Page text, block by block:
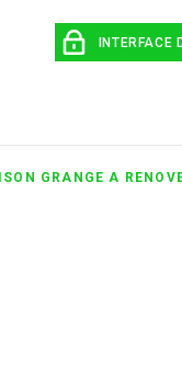
INTERFACE
GRANGE A